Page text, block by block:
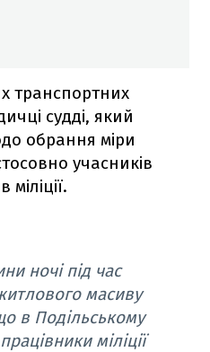
транспортних
судді, який
обрання міри
учасників
ночі під час
масиву
в Подільському
міліції